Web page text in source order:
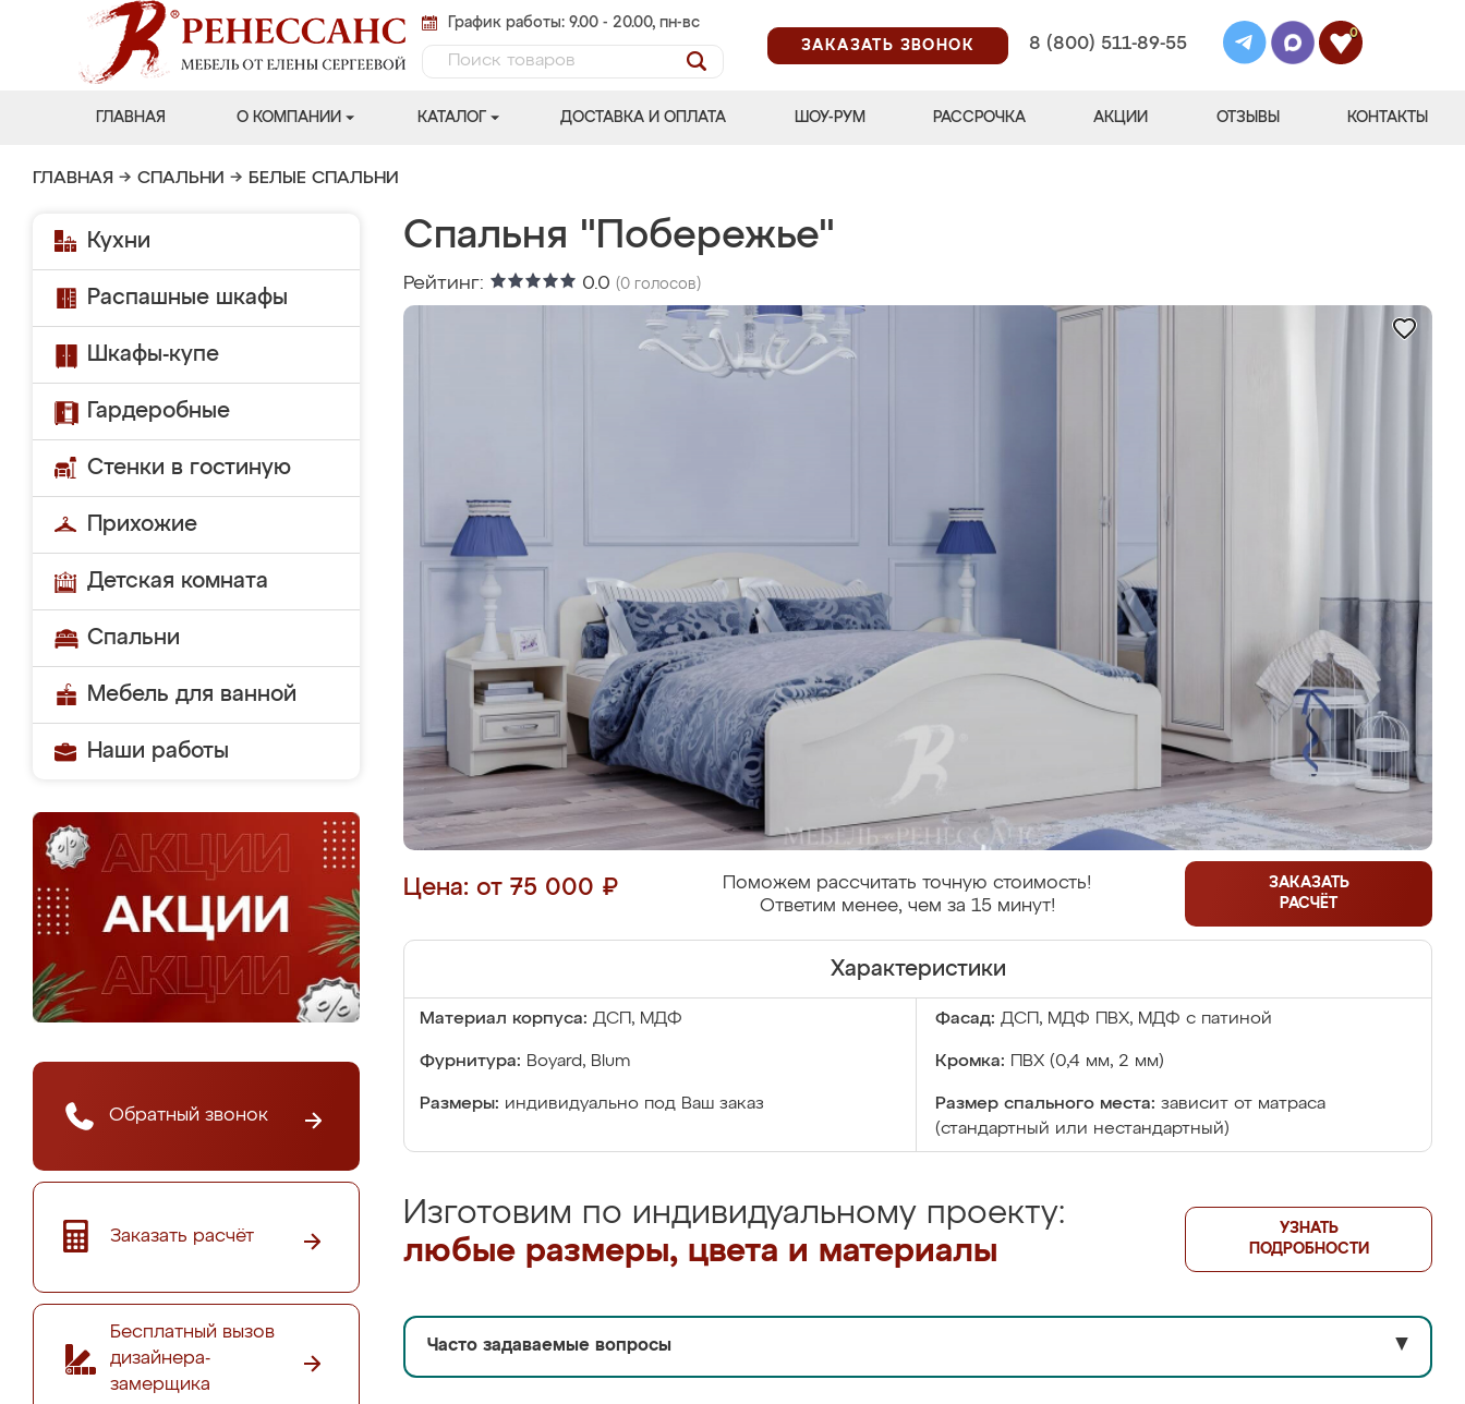
График работы: 9.00 - 20.00, пн-вс
ЗАКАЗАТЬ ЗВОНОК
8 (800) 511-89-55
0
ГЛАВНАЯ О КОМПАНИИ КАТАЛОГ ДОСТАВКА И ОПЛАТА ШОУ-РУМ РАССРОЧКА АКЦИИ ОТЗЫВЫ КОНТАКТЫ
ГЛАВНАЯ → СПАЛЬНИ → БЕЛЫЕ СПАЛЬНИ
Кухни
Распашные шкафы
Шкафы-купе
Гардеробные
Стенки в гостиную
Прихожие
Детская комната
Спальни
Мебель для ванной
Наши работы
Обратный звонок
Заказать расчёт
Бесплатный вызов
дизайнера-
замерщика
Спальня "Побережье"
Рейтинг: 0.0 (0 голосов)
Цена: от 75 000 ₽
Поможем рассчитать точную стоимость!
Ответим менее, чем за 15 минут!
ЗАКАЗАТЬ
РАСЧЁТ
Характеристики
Материал корпуса: ДСП, МДФ Фасад: ДСП, МДФ ПВХ, МДФ с патиной
Фурнитура: Boyard, Blum Кромка: ПВХ (0,4 мм, 2 мм)
Размеры: индивидуально под Ваш заказ Размер спального места: зависит от матраса
(стандартный или нестандартный)
Изготовим по индивидуальному проекту:
любые размеры, цвета и материалы
УЗНАТЬ
ПОДРОБНОСТИ
Часто задаваемые вопросы ▼